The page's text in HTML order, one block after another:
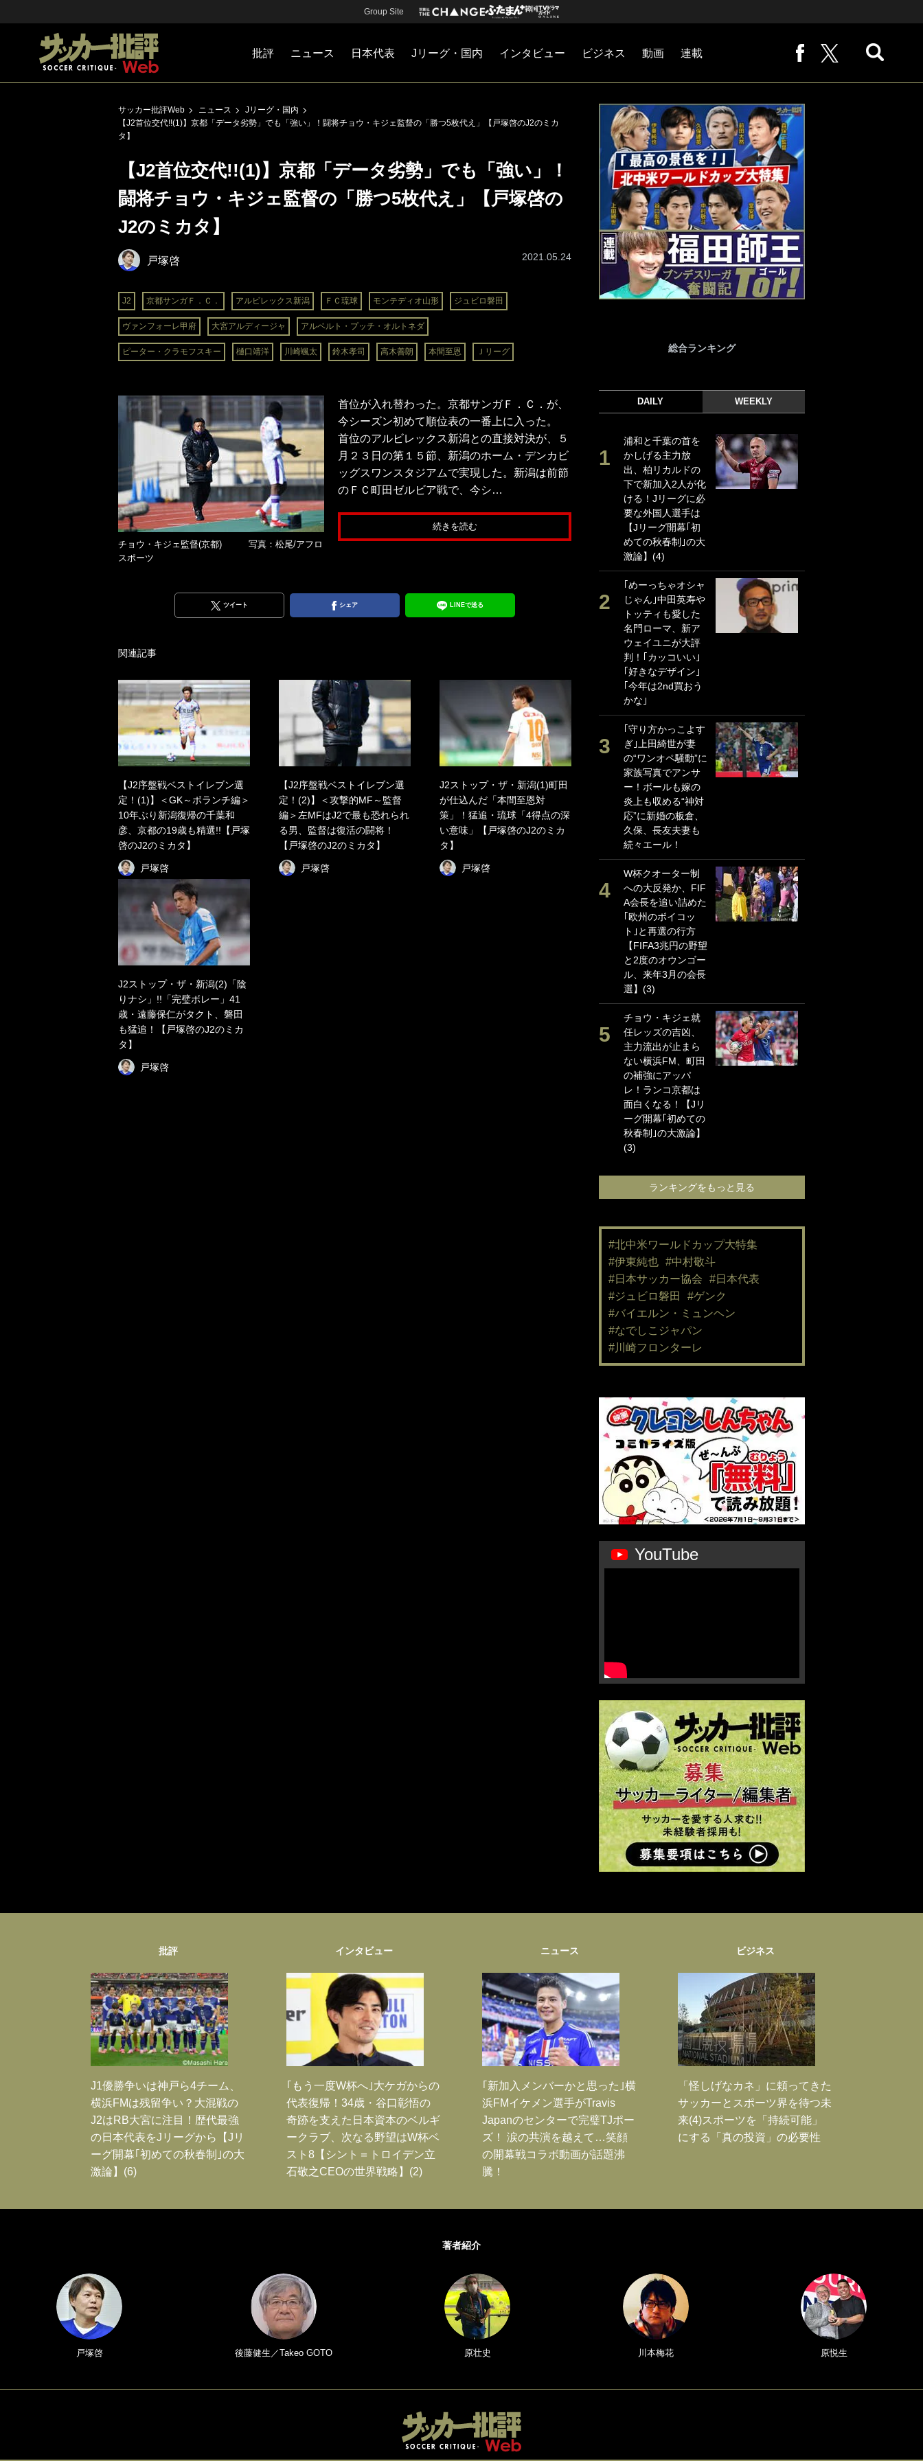
Group Site
批評 ニュース 日本代表 Jリーグ・国内 インタビュー ビジネス 動画 連載
サッカー批評Web ニュース
Jリーグ・国内
【J2首位交代!!(1)】京都「データ劣勢」でも「強い」！闘将チョウ・キジェ監督の「勝つ5枚代え」【戸塚啓のJ2のミカ
タ】
【J2首位交代!!(1)】京都「データ劣勢」でも「強い」！
闘将チョウ・キジェ監督の「勝つ5枚代え」【戸塚啓の
J2のミカタ】
戸塚啓
J2 京都サンガＦ．Ｃ． アルビレックス新潟 ＦＣ琉球 モンテディオ山形 ジュビロ磐田
ヴァンフォーレ甲府 大宮アルディージャ アルベルト・プッチ・オルトネダ
ピーター・クラモフスキー 樋口靖洋 川崎颯太 鈴木孝司 高木善朗 本間至恩 Ｊリーグ
2021.05.24
チョウ・キジェ監督(京都) 写真：松尾/アフロ
スポーツ
首位が入れ替わった。京都サンガＦ．Ｃ．が、
今シーズン初めて順位表の一番上に入った。
首位のアルビレックス新潟との直接対決が、５
月２３日の第１５節、新潟のホーム・デンカビ
ッグスワンスタジアムで実現した。新潟は前節
のＦＣ町田ゼルビア戦で、今シ…
続きを読む
ツイート シェア LINEで送る
関連記事
【J2序盤戦ベストイレブン選
定！(1)】＜GK～ボランチ編＞
10年ぶり新潟復帰の千葉和
彦、京都の19歳も精選!!【戸塚
啓のJ2のミカタ】
戸塚啓
【J2序盤戦ベストイレブン選
定！(2)】＜攻撃的MF～監督
編＞左MFはJ2で最も恐れられ
る男、監督は復活の闘将！
【戸塚啓のJ2のミカタ】
戸塚啓
J2ストップ・ザ・新潟(1)町田
が仕込んだ「本間至恩対
策」！猛追・琉球「4得点の深
い意味」【戸塚啓のJ2のミカ
タ】
戸塚啓
J2ストップ・ザ・新潟(2)「陰
りナシ」!!「完璧ボレー」41
歳・遠藤保仁がタクト、磐田
も猛追！【戸塚啓のJ2のミカ
タ】
戸塚啓
総合ランキング
DAILY WEEKLY
浦和と千葉の首を
かしげる主力放
出、柏リカルドの
下で新加入2人が化
ける！Jリーグに必
要な外国人選手は
【Jリーグ開幕｢初
めての秋春制｣の大
激論】(4)
｢めーっちゃオシャ
じゃん｣中田英寿や
トッティも愛した
名門ローマ、新ア
ウェイユニが大評
判！｢カッコいい｣
｢好きなデザイン｣
｢今年は2nd買おう
かな｣
｢守り方かっこよす
ぎ｣上田綺世が妻
の“ワンオペ騒動”に
家族写真でアンサ
ー！ボールも嫁の
炎上も収める“神対
応”に新婚の板倉、
久保、長友夫妻も
続々エール！
W杯クオーター制
への大反発か、FIF
A会長を追い詰めた
｢欧州のボイコッ
ト｣と再選の行方
【FIFA3兆円の野望
と2度のオウンゴー
ル、来年3月の会長
選】(3)
チョウ・キジェ就
任レッズの吉凶、
主力流出が止まら
ない横浜FM、町田
の補強にアッパ
レ！ランコ京都は
面白くなる！【Jリ
ーグ開幕｢初めての
秋春制｣の大激論】
(3)
ランキングをもっと見る
#北中米ワールドカップ大特集
#伊東純也 #中村敬斗
#日本サッカー協会
#日本代表
#ジュビロ磐田
#ゲンク
#バイエルン・ミュンヘン
#なでしこジャパン
#川崎フロンターレ
YouTube
批評
J1優勝争いは神戸ら4チーム、
横浜FMは残留争い？大混戦の
J2はRB大宮に注目！歴代最強
の日本代表をJリーグから【Jリ
ーグ開幕｢初めての秋春制｣の大
激論】(6)
インタビュー
｢もう一度W杯へ｣大ケガからの
代表復帰！34歳・谷口彰悟の
奇跡を支えた日本資本のベルギ
ークラブ、次なる野望はW杯ベ
スト8【シント＝トロイデン立
石敬之CEOの世界戦略】(2)
ニュース
｢新加入メンバーかと思った｣横
浜FMイケメン選手がTravis
Japanのセンターで完璧TJポー
ズ！ 涙の共演を越えて…笑顔
の開幕戦コラボ動画が話題沸
騰！
ビジネス
「怪しげなカネ」に頼ってきた
サッカーとスポーツ界を待つ未
来(4)スポーツを「持続可能」
にする「真の投資」の必要性
著者紹介
戸塚啓 後藤健生／Takeo GOTO 原壮史 川本梅花 原悦生